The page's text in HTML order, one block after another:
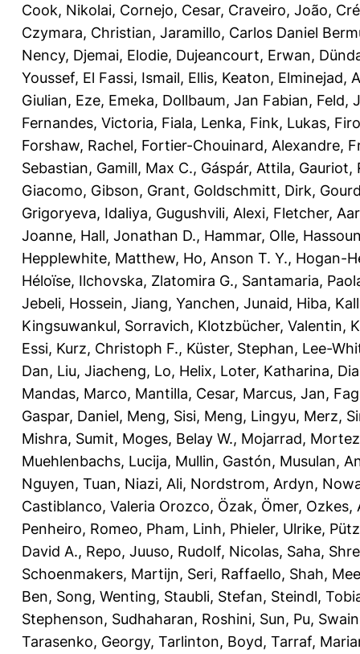
Cook, Nikolai, Cornejo, Cesar, Craveiro, João,
Czymara, Christian, Jaramillo, Carlos Daniel
Nency, Djemai, Elodie, Dujeancourt, Erwan,
Youssef, El Fassi, Ismail, Ellis, Keaton, Elminejad,
Giulian, Eze, Emeka, Dollbaum, Jan Fabian, Feld,
Fernandes, Victoria, Fiala, Lenka, Fink, Lukas,
Forshaw, Rachel, Fortier-Chouinard, Alexandre,
Sebastian, Gamill, Max C., Gáspár, Attila, Gauriot,
Giacomo, Gibson, Grant, Goldschmitt, Dirk,
Grigoryeva, Idaliya, Gugushvili, Alexi, Fletcher,
Joanne, Hall, Jonathan D., Hammar, Olle,
Hepplewhite, Matthew, Ho, Anson T. Y., Hogan-
Héloïse, Ilchovska, Zlatomira G., Santamaria,
Jebeli, Hossein, Jiang, Yanchen, Junaid, Hiba,
Kingsuwankul, Sorravich, Klotzbücher, Valentin,
Essi, Kurz, Christoph F., Küster, Stephan, Lee-
Dan, Liu, Jiacheng, Lo, Helix, Loter, Katharina,
Mandas, Marco, Mantilla, Cesar, Marcus, Jan,
Gaspar, Daniel, Meng, Sisi, Meng, Lingyu, Merz,
Mishra, Sumit, Moges, Belay W., Mojarrad,
Muehlenbachs, Lucija, Mullin, Gastón, Musulan,
Nguyen, Tuan, Niazi, Ali, Nordstrom, Ardyn,
Castiblanco, Valeria Orozco, Özak, Ömer, Ozkes,
Penheiro, Romeo, Pham, Linh, Phieler, Ulrike,
David A., Repo, Juuso, Rudolf, Nicolas, Saha,
Schoenmakers, Martijn, Seri, Raffaello, Shah,
Ben, Song, Wenting, Staubli, Stefan, Steindl,
Stephenson, Sudhaharan, Roshini, Sun, Pu,
Tarasenko, Georgy, Tarlinton, Boyd, Tarraf,